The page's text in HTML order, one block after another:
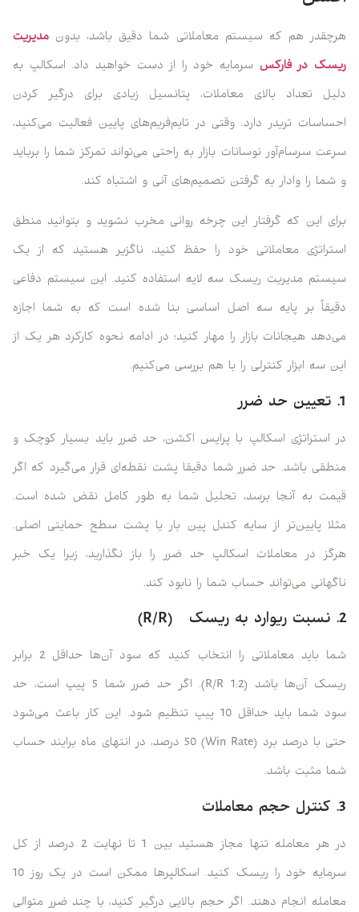
هرچقدر هم که سیستم معاملاتی شما دقیق باشد، بدون مدیریت
ریسک در فارکس سرمایه خود را از دست خواهید داد. اسکالپ به
دلیل تعداد بالای معاملات، پتانسیل زیادی برای درگیر کردن
احساسات تریدر دارد. وقتی در تایم‌فریم‌های پایین فعالیت می‌کنید،
سرعت سرسام‌آور نوسانات بازار به راحتی می‌تواند تمرکز شما را برباید
و شما را وادار به گرفتن تصمیم‌های آنی و اشتباه کند.
برای این که گرفتار این چرخه روانی مخرب نشوید و بتوانید منطق
استراتژی معاملاتی خود را حفظ کنید، ناگزیر هستید که از یک
سیستم مدیریت ریسک سه لایه استفاده کنید. این سیستم دفاعی
دقیقاً بر پایه سه اصل اساسی بنا شده است که به شما اجازه
می‌دهد هیجانات بازار را مهار کنید؛ در ادامه نحوه کارکرد هر یک از
این سه ابزار کنترلی را با هم بررسی می‌کنیم.
1. تعیین حد ضرر
در استراتژی اسکالپ با پرایس اکشن، حد ضرر باید بسیار کوچک و
منطقی باشد. حد ضرر شما دقیقا پشت نقطه‌ای قرار می‌گیرد که اگر
قیمت به آنجا برسد، تحلیل شما به طور کامل نقض شده است.
مثلا پایین‌تر از سایه کندل پین بار یا پشت سطح حمایتی اصلی.
هرگز در معاملات اسکالپ حد ضرر را باز نگذارید، زیرا یک خبر
ناگهانی می‌تواند حساب شما را نابود کند.
2. نسبت ریوارد به ریسک (R/R)
شما باید معاملاتی را انتخاب کنید که سود آن‌ها حداقل 2 برابر
ریسک آن‌ها باشد (R/R 1:2). اگر حد ضرر شما 5 پیپ است، حد
سود شما باید حداقل 10 پیپ تنظیم شود. این کار باعث می‌شود
حتی با درصد برد (Win Rate) 50 درصد، در انتهای ماه برایند حساب
شما مثبت باشد.
3. کنترل حجم معاملات
در هر معامله تنها مجاز هستید بین 1 تا نهایت 2 درصد از کل
سرمایه خود را ریسک کنید. اسکالپرها ممکن است در یک روز 10
معامله انجام دهند. اگر حجم بالایی درگیر کنید، با چند ضرر متوالی